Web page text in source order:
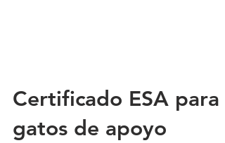
Certificado ESA para